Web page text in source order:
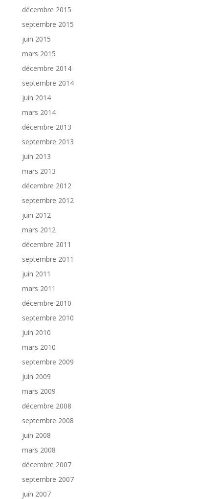
décembre 2015
septembre 2015
juin 2015
mars 2015
décembre 2014
septembre 2014
juin 2014
mars 2014
décembre 2013
septembre 2013
juin 2013
mars 2013
décembre 2012
septembre 2012
juin 2012
mars 2012
décembre 2011
septembre 2011
juin 2011
mars 2011
décembre 2010
septembre 2010
juin 2010
mars 2010
septembre 2009
juin 2009
mars 2009
décembre 2008
septembre 2008
juin 2008
mars 2008
décembre 2007
septembre 2007
juin 2007